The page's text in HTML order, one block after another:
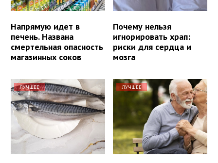
Напрямую идет в
печень. Названа
смертельная опасность
магазинных соков
Почему нельзя
игнорировать храп:
риски для сердца и
мозга
ЛУЧШЕЕ ЛУЧШЕЕ